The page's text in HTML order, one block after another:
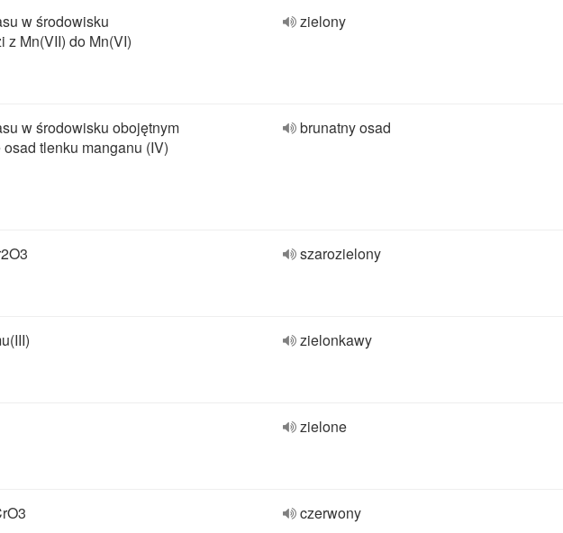
w środowisku
z Mn(VII) do Mn(VI)
zielony
w środowisku obojętnym
tlenku manganu (IV)
brunatny osad
szarozielony
zielonkawy
zielone
czerwony